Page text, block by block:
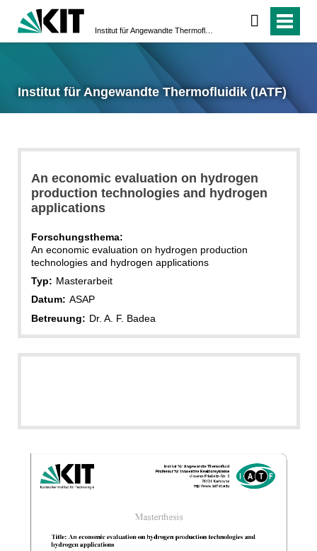
Institut für Angewandte Thermofluidik (IATF)
An economic evaluation on hydrogen
production technologies and hydrogen
applications
Forschungsthema:
An economic evaluation on hydrogen production
technologies and hydrogen applications
Typ: Masterarbeit
Datum: ASAP
Betreuung: Dr. A. F. Badea